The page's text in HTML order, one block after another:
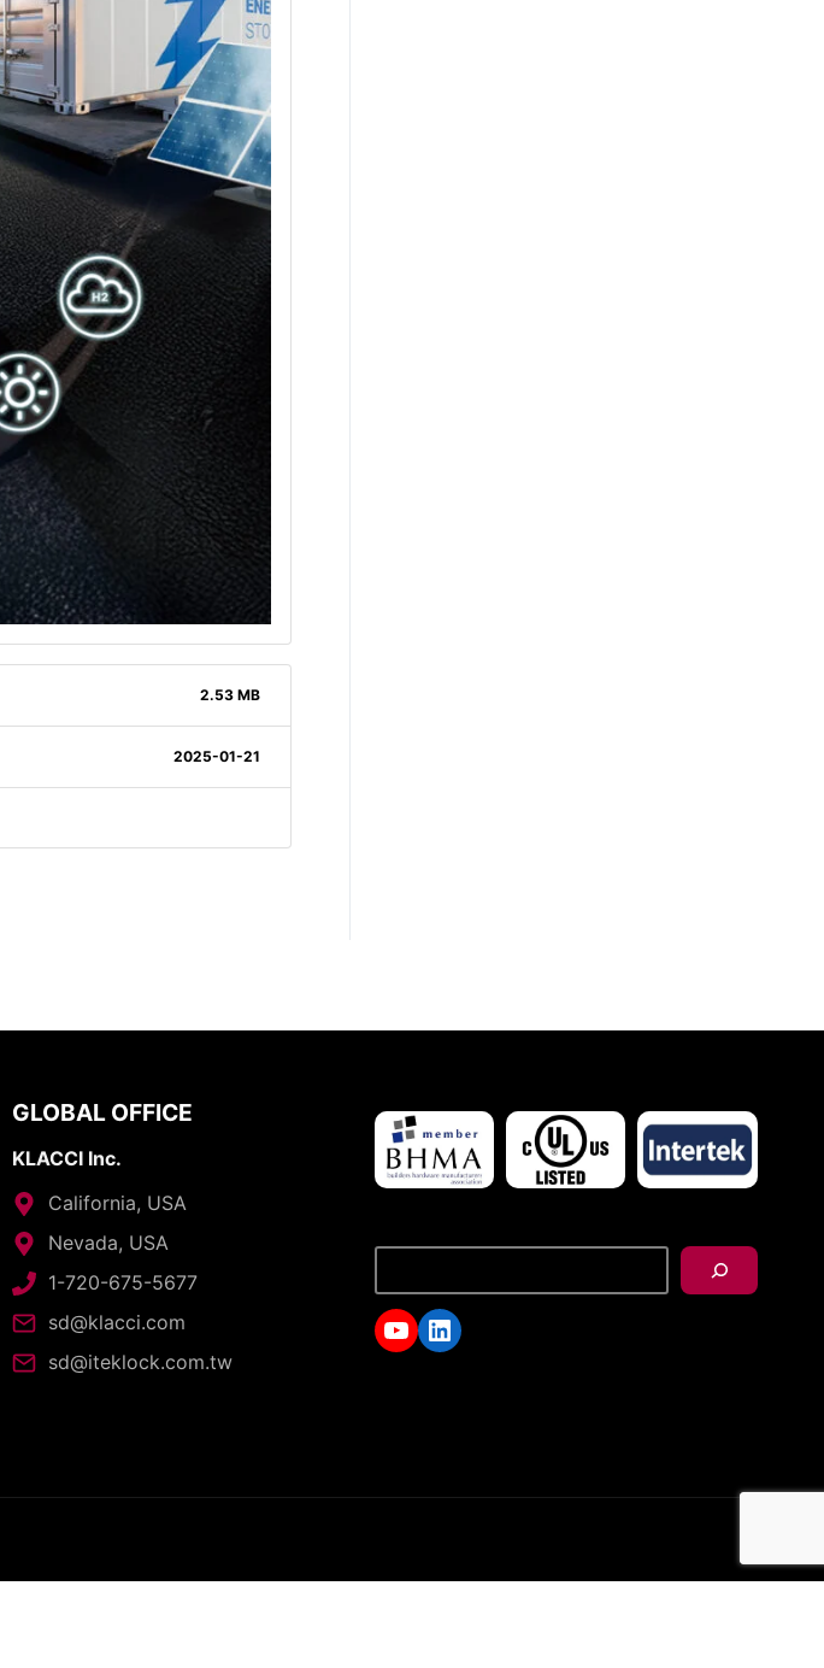
2.53 MB
2025-01-21
GLOBAL OFFICE
KLACCI Inc.
California, USA
Nevada, USA
1-720-675-5677
sd@klacci.com
sd@iteklock.com.tw
YouTube
LinkedIn